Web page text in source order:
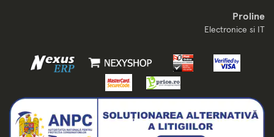
Proline
Electronice si IT